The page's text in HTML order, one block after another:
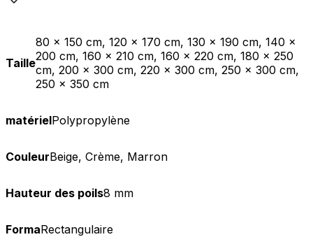
Taille
80 x 150 cm, 120 x 170 cm, 130 x 190 cm, 140 x
200 cm, 160 x 210 cm, 160 x 220 cm, 180 x 250
cm, 200 x 300 cm, 220 x 300 cm, 250 x 300 cm,
250 x 350 cm
matérielPolypropylène
CouleurBeige, Crème, Marron
Hauteur des poils8 mm
FormaRectangulaire